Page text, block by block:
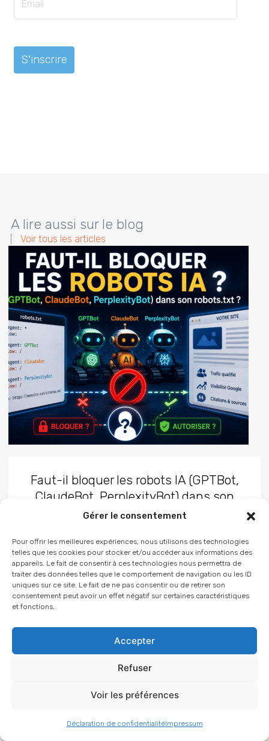
Gérer le consentement
Pour offrir les meilleures expériences, nous utilisons des technologies
telles que les cookies pour stocker et/ou accéder aux informations des
appareils. Le fait de consentir à ces technologies nous permettra de
traiter des données telles que le comportement de navigation ou les ID
uniques sur ce site. Le fait de ne pas consentir ou de retirer son
consentement peut avoir un effet négatif sur certaines caractéristiques
et fonctions.
Accepter
Refuser
Voir les préférences
Déclaration de confidentialitéImpressum
A lire aussi sur le blog
Voir tous les articles
Faut-il bloquer les robots IA (GPTBot,
ClaudeBot, PerplexityBot) dans son
robots.txt ?
Lire la suite
Article précédent